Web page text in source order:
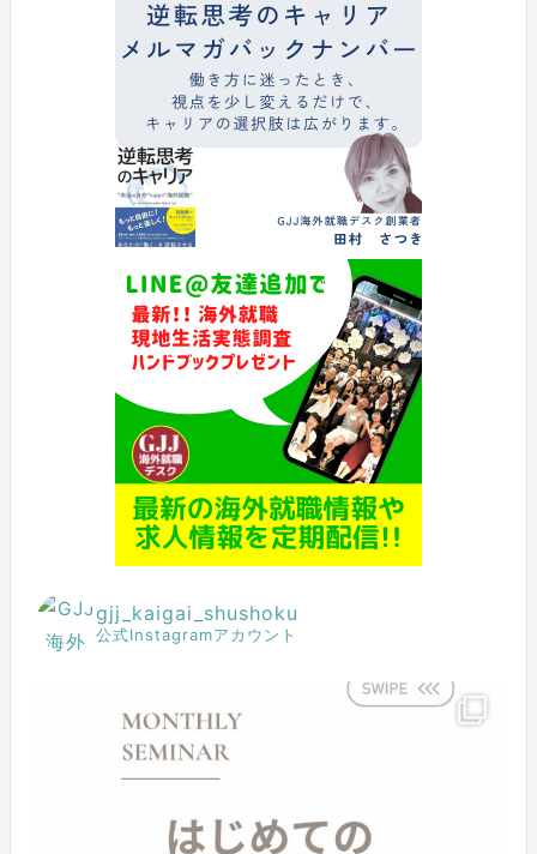
gjj_kaigai_shushoku
公式Instagramアカウント